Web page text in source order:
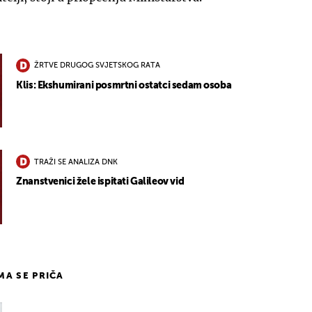
ŽRTVE DRUGOG SVJETSKOG RATA
Klis: Ekshumirani posmrtni ostatci sedam osoba
TRAŽI SE ANALIZA DNK
Znanstvenici žele ispitati Galileov vid
SE PRIČA